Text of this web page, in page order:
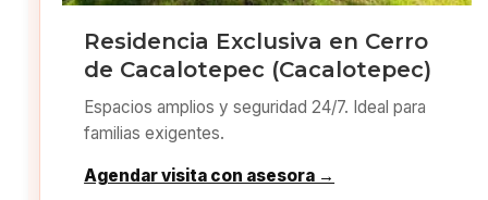
Residencia Exclusiva en Cerro
de Cacalotepec (Cacalotepec)
Espacios amplios y seguridad 24/7. Ideal para
familias exigentes.
Agendar visita con asesora →